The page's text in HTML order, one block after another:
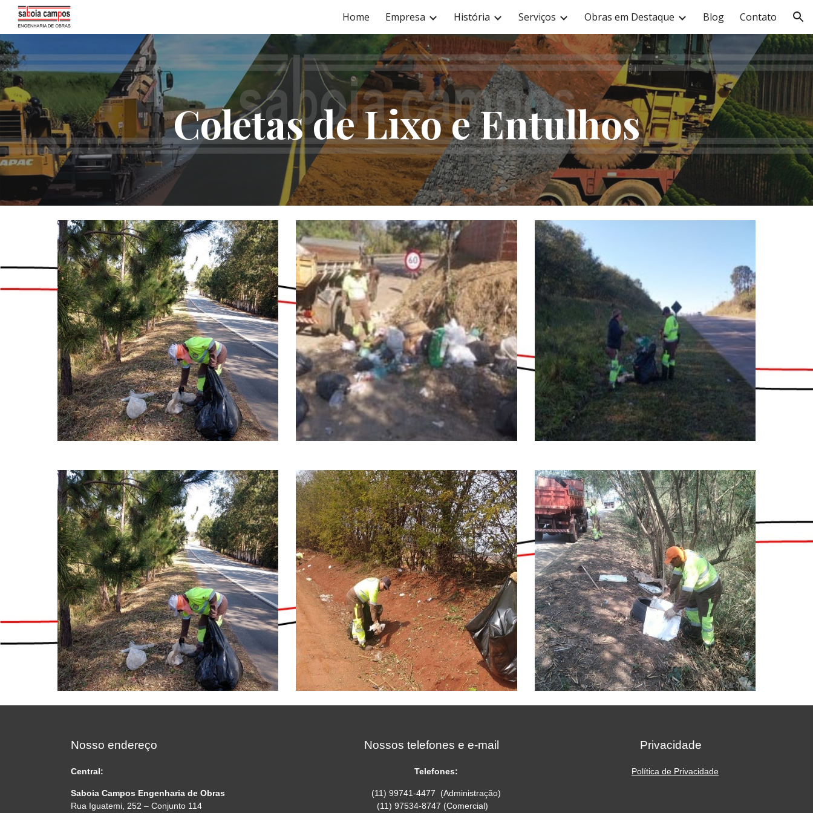
Skip to main content Skip to navigation
Home Empresa História Serviços Obras em Destaque Blog Contato
Coletas de Lixo e Entulhos
Nosso endereço
Central:
Saboia Campos Engenharia de Obras
Rua Iguatemi, 252 – Conjunto 114
Nossos telefones e e-mail
Telefones:
(11) 99741-4477 (Administração)
(11)97534-8747 (Comercial)
Privacidade
Política de Privacidade